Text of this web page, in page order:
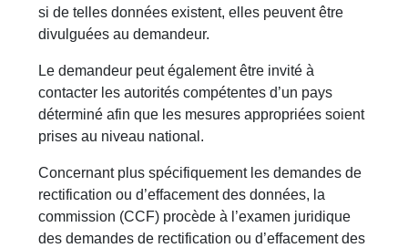
si de telles données existent, elles peuvent être
divulguées au demandeur.
Le demandeur peut également être invité à
contacter les autorités compétentes d’un pays
déterminé afin que les mesures appropriées soient
prises au niveau national.
Concernant plus spécifiquement les demandes de
rectification ou d’effacement des données, la
commission (CCF) procède à l’examen juridique
des demandes de rectification ou d’effacement des